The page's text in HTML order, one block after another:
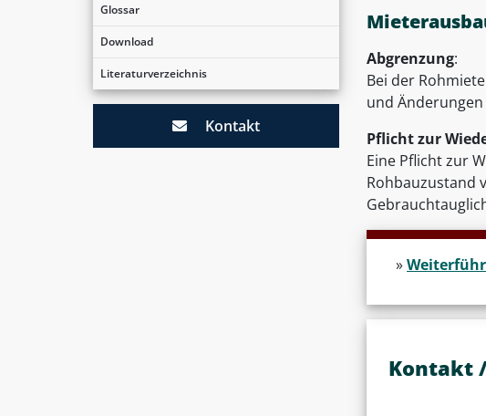
Glossar
Download
Literaturverzeichnis
Kontakt
Abgrenzung:
Bei der
und Änderungen
Pflicht zur
Eine Pflicht zur
Rohbauzustand
»
Kontakt